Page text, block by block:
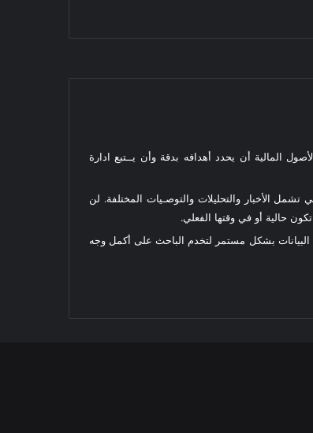
المالية أن يحدد أهدافه بدقة وأن يــتبع ادارة
تشمل الأخبار والتحليلات والتوصـيات المختلفة. لن
حالية أو في وقتها الفعلي.
البيانات بشكل مستمر لتخدم الباحث على أكمل وجه